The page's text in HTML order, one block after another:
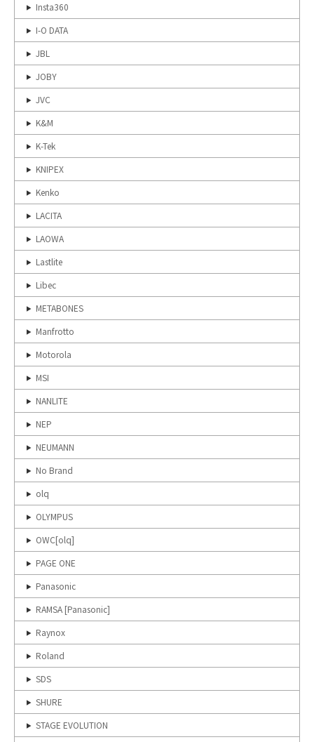
Insta360
I-O DATA
JBL
JOBY
JVC
K&M
K-Tek
KNIPEX
Kenko
LACITA
LAOWA
Lastlite
Libec
METABONES
Manfrotto
Motorola
MSI
NANLITE
NEP
NEUMANN
No Brand
olq
OLYMPUS
OWC[olq]
PAGE ONE
Panasonic
RAMSA [Panasonic]
Raynox
Roland
SDS
SHURE
STAGE EVOLUTION